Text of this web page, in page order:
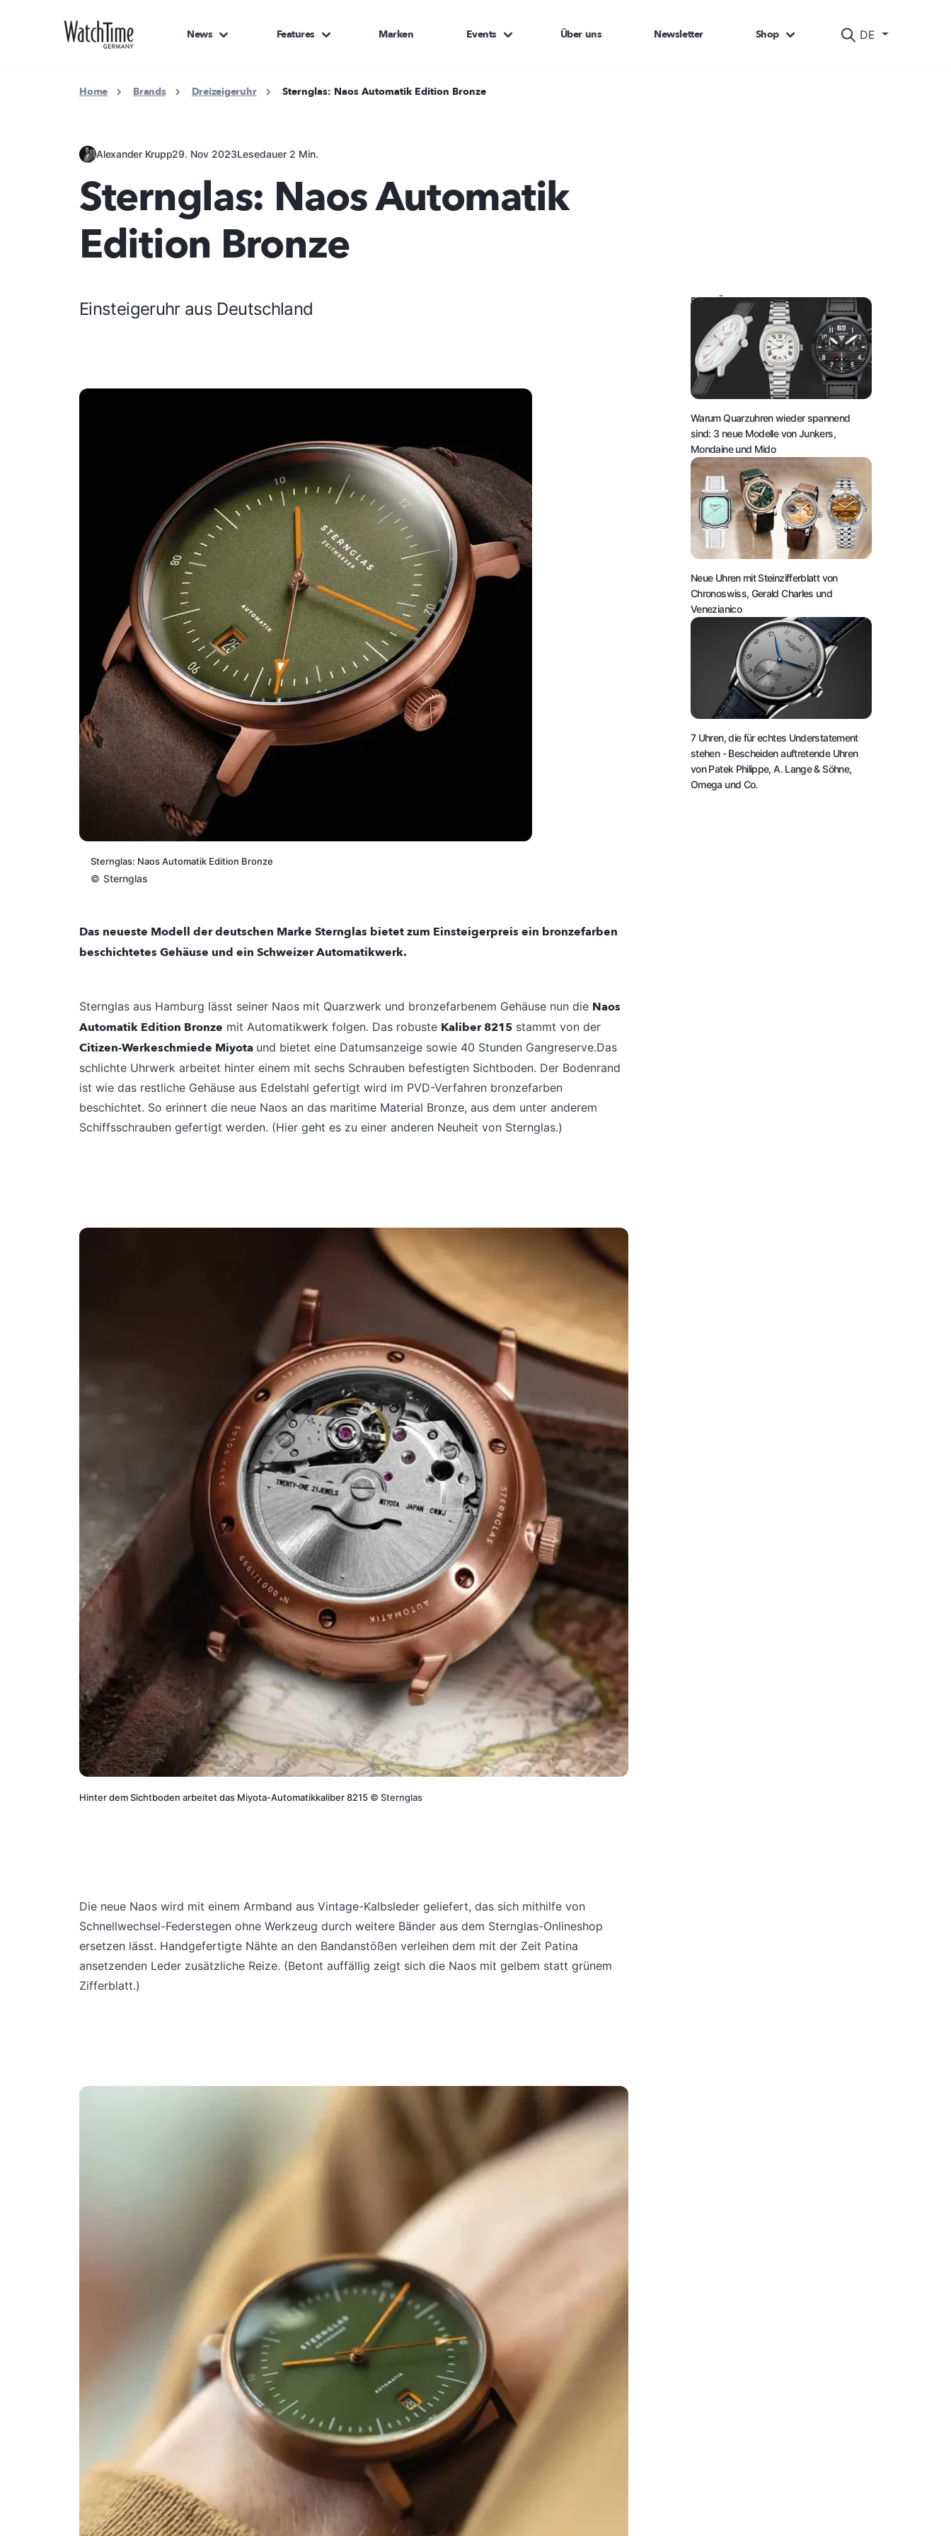
DE
News Features Marken Events Über uns Newsletter Shop
Home Brands Dreizeigeruhr Sternglas: Naos Automatik Edition Bronze
Alexander Krupp29. Nov 2023Lesedauer 2 Min.
Sternglas: Naos Automatik
Edition Bronze
Einsteigeruhr aus Deutschland
Sternglas: Naos Automatik Edition Bronze
© Sternglas
Das neueste Modell der deutschen Marke Sternglas bietet zum Einsteigerpreis ein bronzefarben
beschichtetes Gehäuse und ein Schweizer Automatikwerk.
Sternglas aus Hamburg lässt seiner Naos mit Quarzwerk und bronzefarbenem Gehäuse nun die Naos
Automatik Edition Bronze mit Automatikwerk folgen. Das robuste Kaliber 8215 stammt von der
Citizen-Werkeschmiede Miyota und bietet eine Datumsanzeige sowie 40 Stunden Gangreserve.Das
schlichte Uhrwerk arbeitet hinter einem mit sechs Schrauben befestigten Sichtboden. Der Bodenrand
ist wie das restliche Gehäuse aus Edelstahl gefertigt wird im PVD-Verfahren bronzefarben
beschichtet. So erinnert die neue Naos an das maritime Material Bronze, aus dem unter anderem
Schiffsschrauben gefertigt werden. (Hier geht es zu einer anderen Neuheit von Sternglas.)
Hinter dem Sichtboden arbeitet das Miyota-Automatikkaliber 8215 © Sternglas
Die neue Naos wird mit einem Armband aus Vintage-Kalbsleder geliefert, das sich mithilfe von
Schnellwechsel-Federstegen ohne Werkzeug durch weitere Bänder aus dem Sternglas-Onlineshop
ersetzen lässt. Handgefertigte Nähte an den Bandanstößen verleihen dem mit der Zeit Patina
ansetzenden Leder zusätzliche Reize. (Betont auffällig zeigt sich die Naos mit gelbem statt grünem
Zifferblatt.)
DAS KÖNNTE SIE AUCH INTERESSIEREN:
Warum Quarzuhren wieder spannend
sind: 3 neue Modelle von Junkers,
Mondaine und Mido
Neue Uhren mit Steinzifferblatt von
Chronoswiss, Gerald Charles und
Venezianico
7 Uhren, die für echtes Understatement
stehen - Bescheiden auftretende Uhren
von Patek Philippe, A. Lange & Söhne,
Omega und Co.